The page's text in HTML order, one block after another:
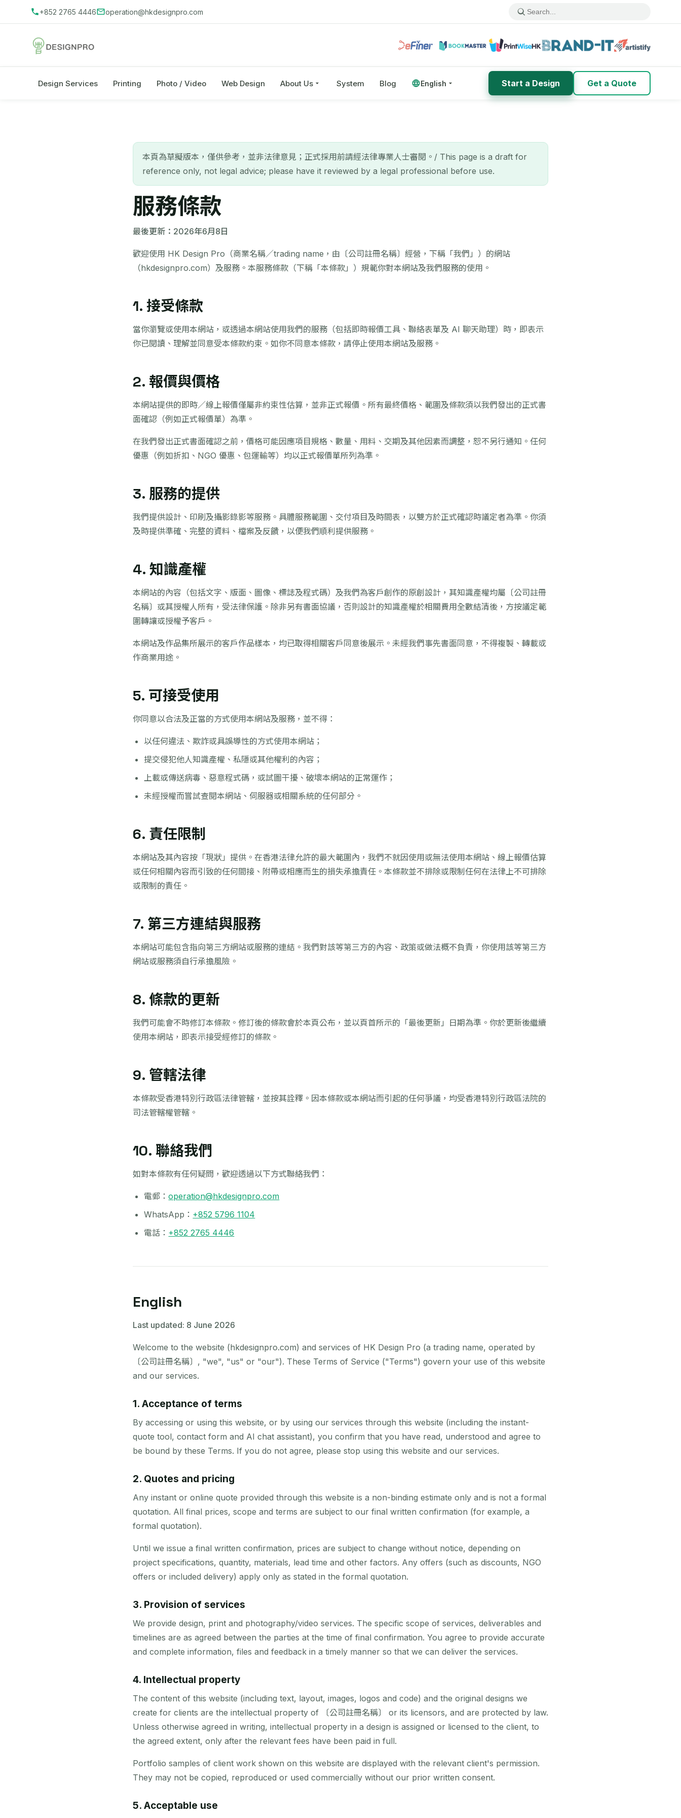
+852 2765 4446 operation@hkdesignpro.com
Design Services Printing Photo / Video Web Design About Us System Blog English Start a Design Get a Quote
本頁為草擬版本，僅供參考，並非法律意見；正式採用前請經法律專業人士審閱。/ This page is a draft for
reference only, not legal advice; please have it reviewed by a legal professional before use.
服務條款
最後更新：2026年6月8日
歡迎使用 HK Design Pro（商業名稱／trading name，由〔公司註冊名稱〕經營，下稱「我們」）的網站
（hkdesignpro.com）及服務。本服務條款（下稱「本條款」）規範你對本網站及我們服務的使用。
1. 接受條款
當你瀏覽或使用本網站，或透過本網站使用我們的服務（包括即時報價工具、聯絡表單及 AI 聊天助理）時，即表示
你已閱讀、理解並同意受本條款約束。如你不同意本條款，請停止使用本網站及服務。
2. 報價與價格
本網站提供的即時／線上報價僅屬非約束性估算，並非正式報價。所有最終價格、範圍及條款須以我們發出的正式書
面確認（例如正式報價單）為準。
在我們發出正式書面確認之前，價格可能因應項目規格、數量、用料、交期及其他因素而調整，恕不另行通知。任何
優惠（例如折扣、NGO 優惠、包運輸等）均以正式報價單所列為準。
3. 服務的提供
我們提供設計、印刷及攝影錄影等服務。具體服務範圍、交付項目及時間表，以雙方於正式確認時議定者為準。你須
及時提供準確、完整的資料、檔案及反饋，以便我們順利提供服務。
4. 知識產權
本網站的內容（包括文字、版面、圖像、標誌及程式碼）及我們為客戶創作的原創設計，其知識產權均屬〔公司註冊
名稱〕或其授權人所有，受法律保護。除非另有書面協議，否則設計的知識產權於相關費用全數結清後，方按議定範
圍轉讓或授權予客戶。
本網站及作品集所展示的客戶作品樣本，均已取得相關客戶同意後展示。未經我們事先書面同意，不得複製、轉載或
作商業用途。
5. 可接受使用
你同意以合法及正當的方式使用本網站及服務，並不得：
以任何違法、欺詐或具誤導性的方式使用本網站；
提交侵犯他人知識產權、私隱或其他權利的內容；
上載或傳送病毒、惡意程式碼，或試圖干擾、破壞本網站的正常運作；
未經授權而嘗試查閱本網站、伺服器或相關系統的任何部分。
6. 責任限制
本網站及其內容按「現狀」提供。在香港法律允許的最大範圍內，我們不就因使用或無法使用本網站、線上報價估算
或任何相關內容而引致的任何間接、附帶或相應而生的損失承擔責任。本條款並不排除或限制任何在法律上不可排除
或限制的責任。
7. 第三方連結與服務
本網站可能包含指向第三方網站或服務的連結。我們對該等第三方的內容、政策或做法概不負責，你使用該等第三方
網站或服務須自行承擔風險。
8. 條款的更新
我們可能會不時修訂本條款。修訂後的條款會於本頁公布，並以頁首所示的「最後更新」日期為準。你於更新後繼續
使用本網站，即表示接受經修訂的條款。
9. 管轄法律
本條款受香港特別行政區法律管轄，並按其詮釋。因本條款或本網站而引起的任何爭議，均受香港特別行政區法院的
司法管轄權管轄。
10. 聯絡我們
如對本條款有任何疑問，歡迎透過以下方式聯絡我們：
電郵：operation@hkdesignpro.com
WhatsApp： +852 5796 1104
電話： +852 2765 4446
English
Last updated: 8 June 2026
Welcome to the website (hkdesignpro.com) and services of HK Design Pro (a trading name, operated by
〔公司註冊名稱〕, "we", "us" or "our"). These Terms of Service ("Terms") govern your use of this website
and our services.
1. Acceptance of terms
By accessing or using this website, or by using our services through this website (including the instant-
quote tool, contact form and AI chat assistant), you confirm that you have read, understood and agree to
be bound by these Terms. If you do not agree, please stop using this website and our services.
2. Quotes and pricing
Any instant or online quote provided through this website is a non-binding estimate only and is not a formal
quotation. All final prices, scope and terms are subject to our final written confirmation (for example, a
formal quotation).
Until we issue a final written confirmation, prices are subject to change without notice, depending on
project specifications, quantity, materials, lead time and other factors. Any offers (such as discounts, NGO
offers or included delivery) apply only as stated in the formal quotation.
3. Provision of services
We provide design, print and photography/video services. The specific scope of services, deliverables and
timelines are as agreed between the parties at the time of final confirmation. You agree to provide accurate
and complete information, files and feedback in a timely manner so that we can deliver the services.
4. Intellectual property
The content of this website (including text, layout, images, logos and code) and the original designs we
create for clients are the intellectual property of 〔公司註冊名稱〕 or its licensors, and are protected by law.
Unless otherwise agreed in writing, intellectual property in a design is assigned or licensed to the client, to
the agreed extent, only after the relevant fees have been paid in full.
Portfolio samples of client work shown on this website are displayed with the relevant client's permission.
They may not be copied, reproduced or used commercially without our prior written consent.
5. Acceptable use